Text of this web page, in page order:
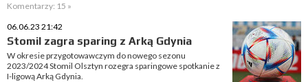
Komentarzy: 15 »
06.06.23 21:42
Stomil zagra sparing z Arką Gdynia
W okresie przygotowawczym do nowego sezonu
2023/2024 Stomil Olsztyn rozegra sparingowe spotkanie z
I-ligową Arką Gdynia.